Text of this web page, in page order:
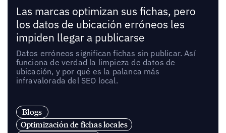
Las marcas optimizan sus fichas, pero
los datos de ubicación erróneos les
impiden llegar a publicarse
Datos erróneos significan fichas sin publicar. Así
funciona de verdad la limpieza de datos de
ubicación, y por qué es la palanca más
infravalorada del SEO local.
Blogs
Optimización de fichas locales